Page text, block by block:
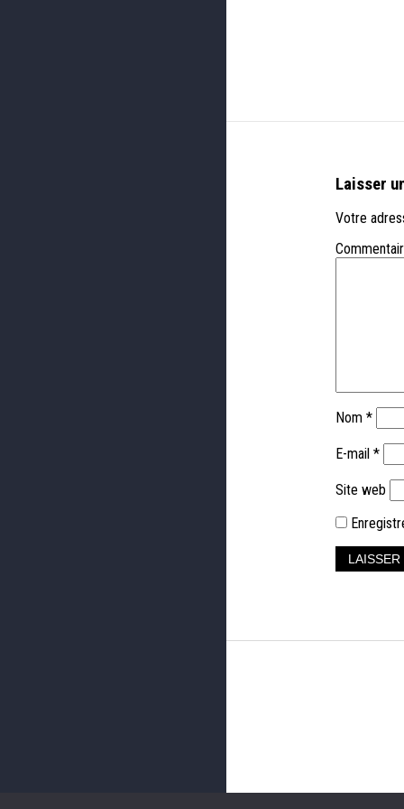
Laisser
Votre
Nom *
E-mail *
Site web